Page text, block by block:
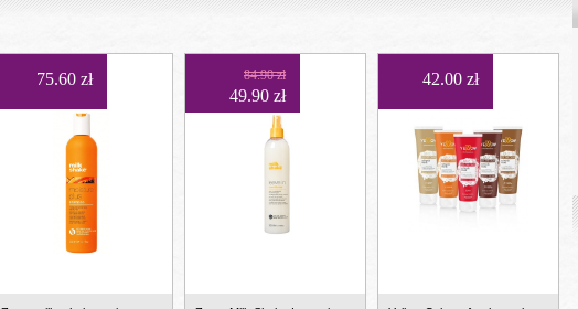
75.60 zł 84.90 zł
49.90 zł
42.00 zł